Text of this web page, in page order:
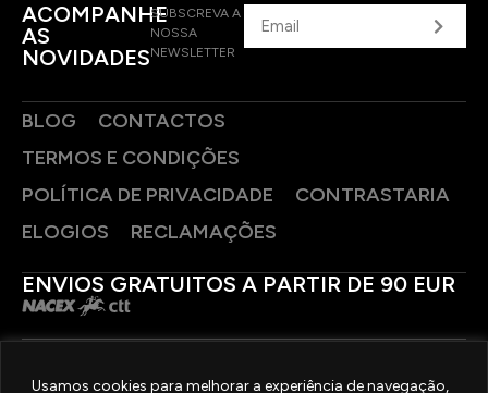
Usamos cookies para melhorar a experiência de navegação,
ACOMPANHE
AS
NOVIDADES
SUBSCREVA A
NOSSA
NEWSLETTER
BLOG
CONTACTOS
TERMOS E CONDIÇÕES
POLÍTICA DE PRIVACIDADE
CONTRASTARIA
ELOGIOS
RECLAMAÇÕES
ENVIOS GRATUITOS A PARTIR DE 90 EUR